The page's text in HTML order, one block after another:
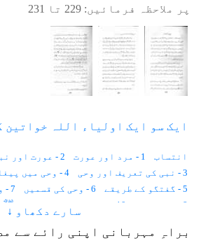
پر ملاحظہ فرمائیں: 229 تا 231
ایک سو ایک اولیاء اللہ خواتین
انتساب 1 - مرد اور عورت
2 - عورت اور نبوت
3 - نبی کی تعریف اور وحی
4 - وحی میں پیغام کے ذرائع
5 - گفتگو کے طریقے
6 - وحی کی قسمیں
7 - وحی کی ابتداء
8 - سچے خواب
10 - حضرت محمد رسول اللہﷺ
13 - حضرت بی بی ہاجرہؑ
14 - حضرت عیسیٰ علیہ السلام
سارے دکھاو ↓
براہِ مہربانی اپنی رائے سے